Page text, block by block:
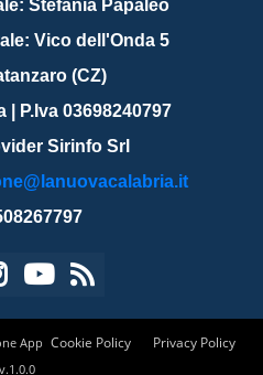
Stefania Papaleo
Vico dell'Onda 5
(CZ)
| P.Iva 03698240797
Sirinfo Srl
Cookie Policy Privacy Policy
App
v.1.0.0